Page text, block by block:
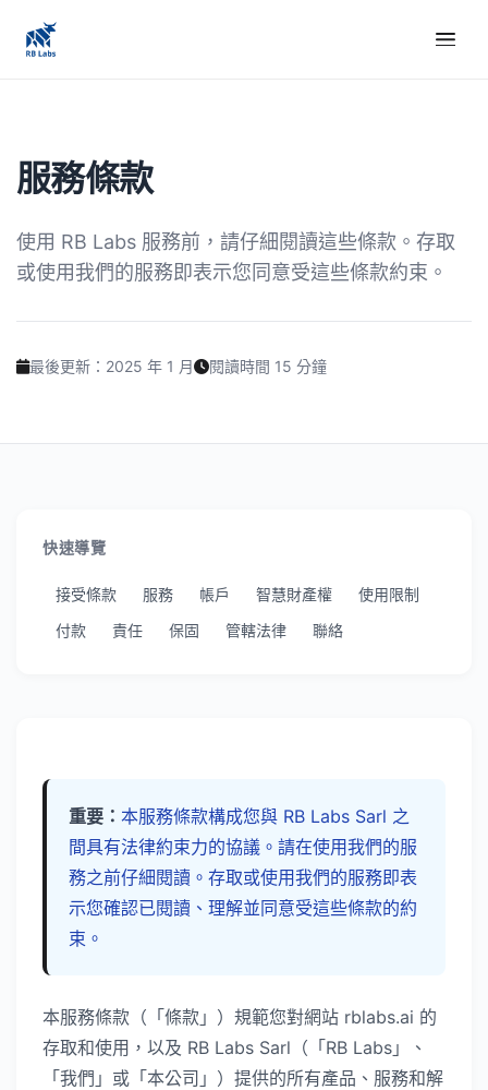
服務條款
使用 RB Labs 服務前，請仔細閱讀這些條款。存取
或使用我們的服務即表示您同意受這些條款約束。
最後更新：2025 年 1 月 閱讀時間 15 分鐘
快速導覽
接受條款 服務 帳戶 智慧財產權
使用限制
付款
責任 保固 管轄法律 聯絡
重要： 本服務條款構成您與 RB Labs Sarl 之
間具有法律約束力的協議。請在使用我們的服
務之前仔細閱讀。存取或使用我們的服務即表
示您確認已閱讀、理解並同意受這些條款的約
束。
本服務條款（「條款」）規範您對網站 rblabs.ai 的
存取和使用，以及 RB Labs Sarl（「RB Labs」、
「我們」或「本公司」）提供的所有產品、服務和解